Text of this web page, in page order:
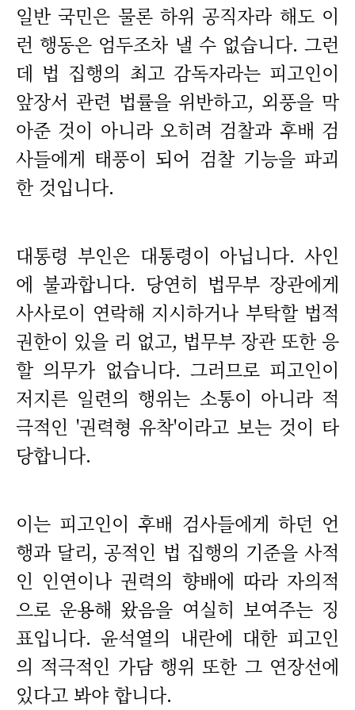
일반 국민은 물론 하위 공직자라 해도 이
런 행동은 엄두조차 낼 수 없습니다. 그런
데 법 집행의 최고 감독자라는 피고인이
앞장서 관련 법률을 위반하고, 외풍을 막
아준 것이 아니라 오히려 검찰과 후배 검
사들에게 태풍이 되어 검찰 기능을 파괴
한 것입니다.
대통령 부인은 대통령이 아닙니다. 사인
에 불과합니다. 당연히 법무부 장관에게
사사로이 연락해 지시하거나 부탁할 법적
권한이 있을 리 없고, 법무부 장관 또한 응
할 의무가 없습니다. 그러므로 피고인이
저지른 일련의 행위는 소통이 아니라 적
극적인 '권력형 유착'이라고 보는 것이 타
당합니다.
이는 피고인이 후배 검사들에게 하던 언
행과 달리, 공적인 법 집행의 기준을 사적
인 인연이나 권력의 향배에 따라 자의적
으로 운용해 왔음을 여실히 보여주는 징
표입니다. 윤석열의 내란에 대한 피고인
의 적극적인 가담 행위 또한 그 연장선에
있다고 봐야 합니다.